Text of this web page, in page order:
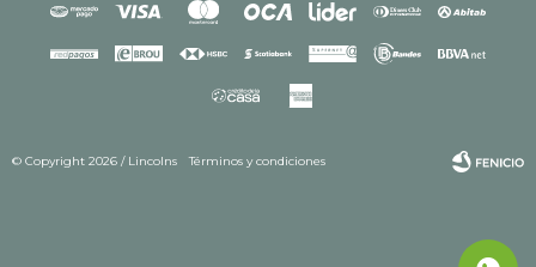
© Copyright 2026 / Lincolns Términos y condiciones